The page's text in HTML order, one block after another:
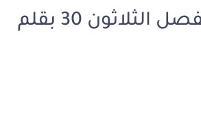
سلطان) الفصل الثلاثون 30 بقلم